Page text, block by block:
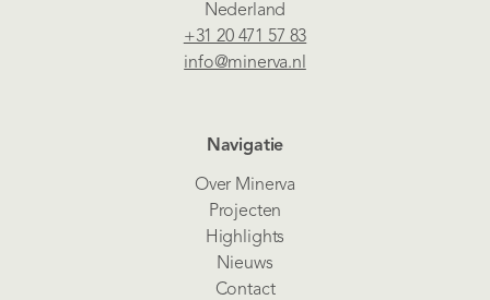
Nederland
+31 20 471 57 83
info@minerva.nl
Navigatie
Over Minerva
Projecten
Highlights
Nieuws
Contact